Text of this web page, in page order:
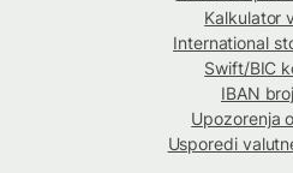
Kalkulator
International
Swift/BIC
IBAN
Upozorenja
Usporedi